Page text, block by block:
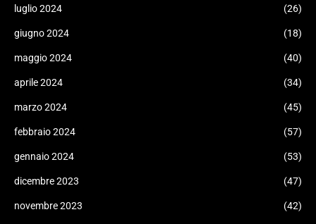
luglio 2024 (26)
giugno 2024 (18)
maggio 2024 (40)
aprile 2024 (34)
marzo 2024 (45)
febbraio 2024 (57)
gennaio 2024 (53)
dicembre 2023 (47)
novembre 2023 (42)